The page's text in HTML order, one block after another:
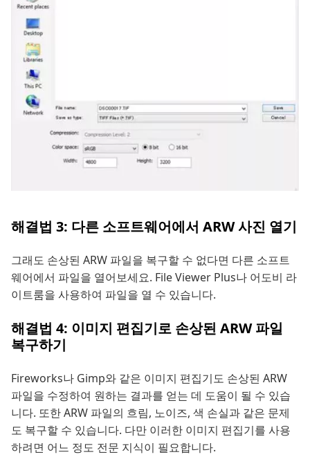
해결법 3: 다른 소프트웨어에서 ARW 사진 열기
그래도 손상된 ARW 파일을 복구할 수 없다면 다른 소프트
웨어에서 파일을 열어보세요. File Viewer Plus나 어도비 라
이트룸을 사용하여 파일을 열 수 있습니다.
해결법 4: 이미지 편집기로 손상된 ARW 파일
복구하기
Fireworks나 Gimp와 같은 이미지 편집기도 손상된 ARW
파일을 수정하여 원하는 결과를 얻는 데 도움이 될 수 있습
니다. 또한 ARW 파일의 흐림, 노이즈, 색 손실과 같은 문제
도 복구할 수 있습니다. 다만 이러한 이미지 편집기를 사용
하려면 어느 정도 전문 지식이 필요합니다.